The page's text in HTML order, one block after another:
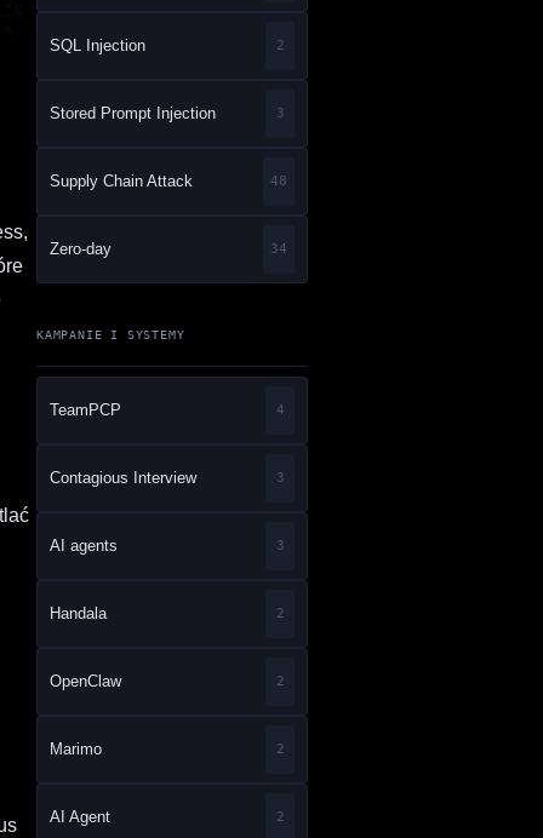
SQL Injection 2
Stored Prompt Injection 3
Supply Chain Attack 48
Zero-day 34
KAMPANIE I SYSTEMY
TeamPCP 4
Contagious Interview 3
AI agents 3
Handala 2
OpenClaw 2
Marimo 2
AI Agent 2